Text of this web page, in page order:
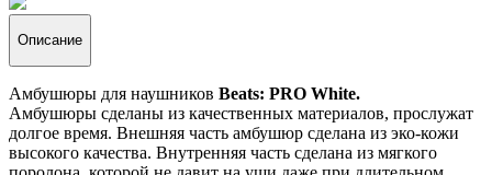
Описание
Амбушюры для наушников Beats: PRO White.
Амбушюры сделаны из качественных материалов, прослужат
долгое время. Внешняя часть амбушюр сделана из эко-кожи
высокого качества. Внутренняя часть сделана из мягкого